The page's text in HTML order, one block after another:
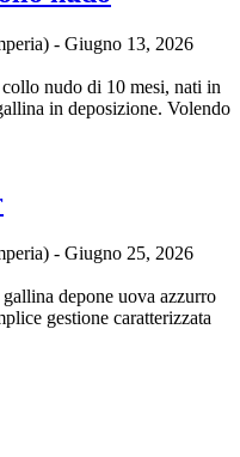
- Giugno 13, 2026
nudo di 10 mesi, nati in
in deposizione. Volendo
- Giugno 25, 2026
depone uova azzurro
gestione caratterizzata